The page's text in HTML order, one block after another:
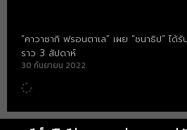
“คาวาซากิ ฟรอนตาเล” เผย “ชนาธิป” ไ
ราว 3 สัปดาห์
30 กันยายน 2022